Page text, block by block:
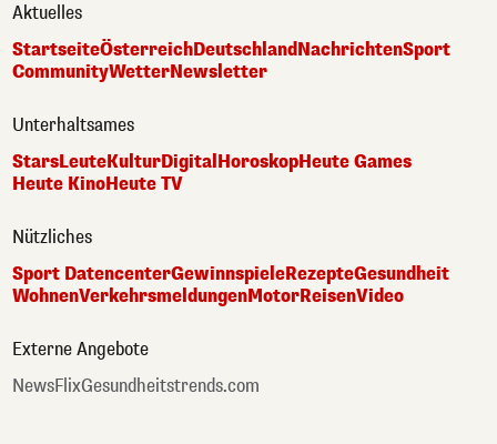
Aktuelles
StartseiteÖsterreichDeutschlandNachrichtenSport
CommunityWetterNewsletter
Unterhaltsames
StarsLeuteKulturDigital HoroskopHeute Games
Heute KinoHeute TV
Nützliches
Sport DatencenterGewinnspieleRezepteGesundheit
WohnenVerkehrsmeldungenMotorReisenVideo
Externe Angebote
NewsFlixGesundheitstrends.com